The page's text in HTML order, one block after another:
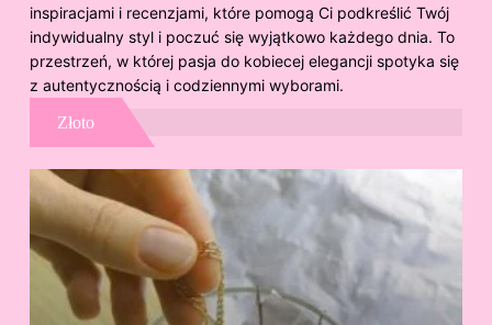
inspiracjami i recenzjami, które pomogą Ci podkreślić Twój
indywidualny styl i poczuć się wyjątkowo każdego dnia. To
przestrzeń, w której pasja do kobiecej elegancji spotyka się
z autentycznością i codziennymi wyborami.
Złoto